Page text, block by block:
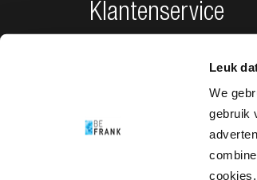
Leuk
We
gebruik
Klantenservice
Klachten en suggesties
Toegankelijkheid